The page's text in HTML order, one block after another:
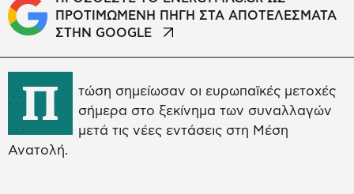
ΠΡΟΤΙΜΩΜΕΝΗ ΠΗΓΗ ΣΤΑ ΑΠΟΤΕΛΕΣΜΑΤΑ
ΣΤΗΝ GOOGLE
Π
τώση σημείωσαν οι ευρωπαϊκές μετοχές
σήμερα στο ξεκίνημα των συναλλαγών
μετά τις νέες εντάσεις στη Μέση
Ανατολή.